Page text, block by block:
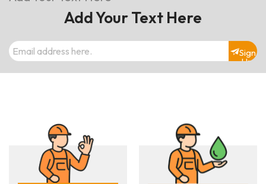
Add Your Text Here
Sign
Up